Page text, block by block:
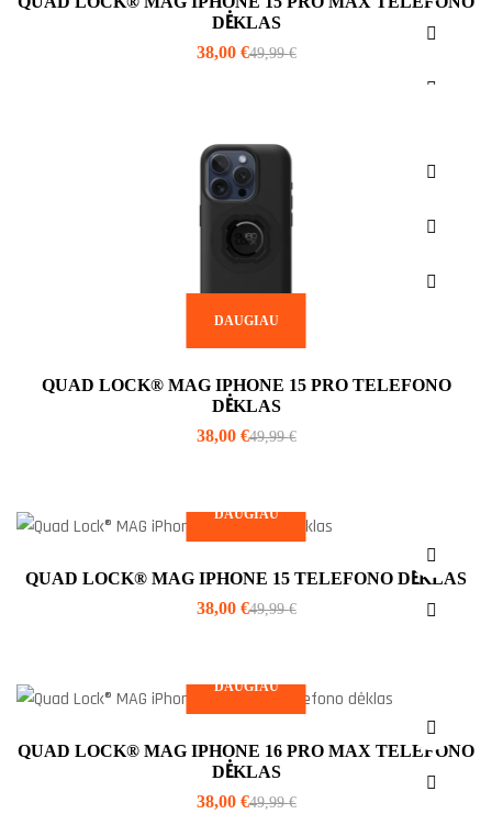
DĖKLAS
49,99€
38,00 €
DAUGIAU
QUAD LOCK® MAG IPHONE 15 PRO TELEFONO
DĖKLAS
49,99€
38,00 €
DAUGIAU
QUAD LOCK® MAG IPHONE 15 TELEFONO DĖKLAS
49,99€
38,00 €
DAUGIAU
QUAD LOCK® MAG IPHONE 16 PRO MAX TELEFONO
DĖKLAS
49,99€
38,00 €